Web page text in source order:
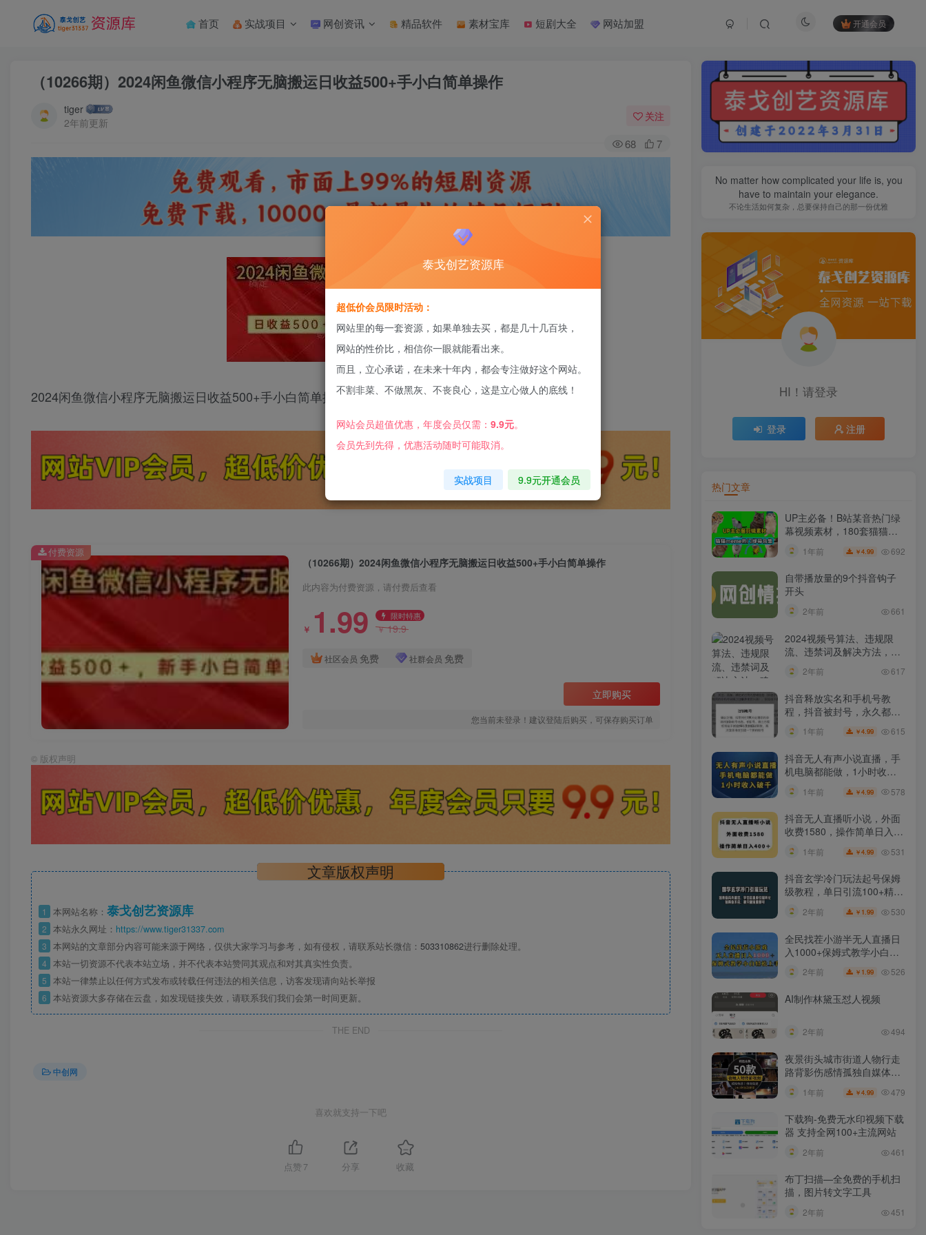
首页 实战项目 网创资讯 精品软件 素材宝库 短剧大全 网站加盟 开通会员
（10266期）2024闲鱼微信小程序无脑搬运日收益500+手小白简单操作
tiger
2年前更新
关注
68 7
2024闲鱼微信小程序无脑搬运日收益500+手小白简单操作
（10266期）2024闲鱼微信小程序无脑搬运日收益500+手小白简单操作
此内容为付费资源，请付费后查看
￥ 1.99 限时特惠
￥19.9
社区会员 免费 社群会员 免费
立即购买
您当前未登录！建议登陆后购买，可保存购买订单
付费资源
© 版权声明
文章版权声明
1 本网站名称： 泰戈创艺资源库
2 本站永久网址： https://www.tiger31337.com
3 本网站的文章部分内容可能来源于网络，仅供大家学习与参考，如有侵权，请联系站长微信： 503310862进行删除处理。
4 本站一切资源不代表本站立场，并不代表本站赞同其观点和对其真实性负责。
5 本站一律禁止以任何方式发布或转载任何违法的相关信息，访客发现请向站长举报
6 本站资源大多存储在云盘，如发现链接失效，请联系我们我们会第一时间更新。
THE END
中创网
喜欢就支持一下吧
点赞 7 分享 收藏
No matter how complicated your life is, you
have to maintain your elegance.
不论生活如何复杂，总要保持自己的那一份优雅
HI！请登录
登录 注册
热门文章
UP主必备！B站某音热门绿
幕视频素材，180套猫猫
meme动态绿幕合集包，含
背景图BGM，含使用教程
1年前 ￥4.99 692
自带播放量的9个抖音钩子
开头
2年前 661
2024视频号算法、违规限
流、违禁词及解决方法，建
2年前 617
抖音释放实名和手机号教
程，抖音被封号，永久都可
1年前 ￥4.99 615
抖音无人有声小说直播，手
机电脑都能做，1小时收入
1年前 ￥4.99 578
抖音无人直播听小说，外面
收费1580，操作简单日入
400+【揭秘】
1年前 ￥4.99 531
抖音玄学冷门玩法起号保姆
级教程，单日引流100+精准
玄学粉
2年前 ￥ 1.99 530
全民找茬小游半无人直播日
入1000+保姆式教学小白轻
2年前 ￥ 1.99 526
AI制作林黛玉怼人视频
2年前 494
夜景街头城市街道人物行走
路背影伤感情孤独自媒体抖
1年前 ￥4.99 479
下载狗-免费无水印视频下载
器 支持全网100+主流网站​
2年前 461
布丁扫描—全免费的手机扫
描，图片转文字工具
2年前 451
泰戈创艺资源库
超低价会员限时活动：
网站里的每一套资源，如果单独去买，都是几十几百块，
网站的性价比，相信你一眼就能看出来。
而且，立心承诺，在未来十年内，都会专注做好这个网站。
不割非菜、不做黑灰、不丧良心，这是立心做人的底线！
网站会员超值优惠，年度会员仅需： 9.9元。
会员先到先得，优惠活动随时可能取消。
实战项目 9.9元开通会员